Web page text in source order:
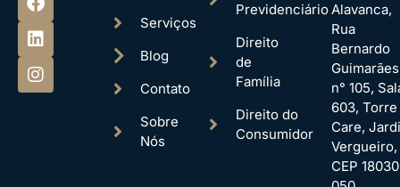
Serviços
Blog
Contato
Sobre
Nós
Previdenciário
Direito
de
Família
Direito do
Consumidor
Alavanca,
Rua
Bernardo
n° 105,
603, Torre
Care,
Vergueiro,
CEP